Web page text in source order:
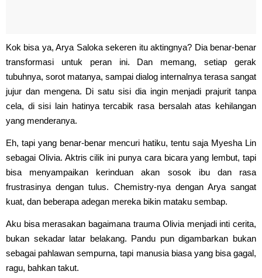
Kok bisa ya, Arya Saloka sekeren itu aktingnya? Dia benar-benar
transformasi untuk peran ini. Dan memang, setiap gerak
tubuhnya, sorot matanya, sampai dialog internalnya terasa sangat
jujur dan mengena. Di satu sisi dia ingin menjadi prajurit tanpa
cela, di sisi lain hatinya tercabik rasa bersalah atas kehilangan
yang menderanya.
Eh, tapi yang benar-benar mencuri hatiku, tentu saja Myesha Lin
sebagai Olivia. Aktris cilik ini punya cara bicara yang lembut, tapi
bisa menyampaikan kerinduan akan sosok ibu dan rasa
frustrasinya dengan tulus. Chemistry-nya dengan Arya sangat
kuat, dan beberapa adegan mereka bikin mataku sembap.
Aku bisa merasakan bagaimana trauma Olivia menjadi inti cerita,
bukan sekadar latar belakang. Pandu pun digambarkan bukan
sebagai pahlawan sempurna, tapi manusia biasa yang bisa gagal,
ragu, bahkan takut.